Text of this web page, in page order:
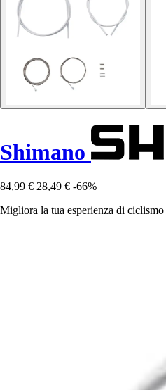
Shimano
84,99 € 28,49 € -66%
Migliora la tua esperienza di